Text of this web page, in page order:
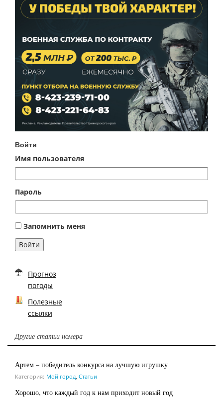
Войти
Имя пользователя
Пароль
Запомнить меня
Войти
Прогноз
погоды
Полезные
ссылки
Другие статьи номера
Артем – победитель конкурса на лучшую игрушку
Категория: Мой город, Статьи
Хорошо, что каждый год к нам приходит новый год